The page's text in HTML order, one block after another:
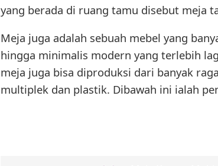
yang berada di ruang tamu disebut meja
Meja juga adalah sebuah mebel yang
hingga minimalis modern yang terlebih
meja juga bisa diproduksi dari banyak
multiplek dan plastik. Dibawah ini ialah